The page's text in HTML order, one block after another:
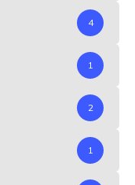
4
1
2
1